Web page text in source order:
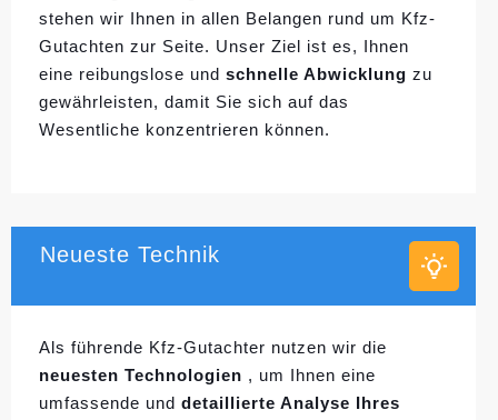
stehen wir Ihnen in allen Belangen rund um Kfz-
Gutachten zur Seite. Unser Ziel ist es, Ihnen
eine reibungslose und schnelle Abwicklung zu
gewährleisten, damit Sie sich auf das
Wesentliche konzentrieren können.
Neueste Technik
Als führende Kfz-Gutachter nutzen wir die
neuesten Technologien , um Ihnen eine
umfassende und detaillierte Analyse Ihres